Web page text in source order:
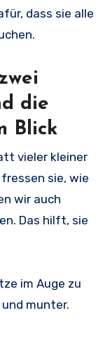
dass sie alle
die
Blick
vieler kleiner
sie, wie
wir auch
Das hilft, sie
im Auge zu
munter.